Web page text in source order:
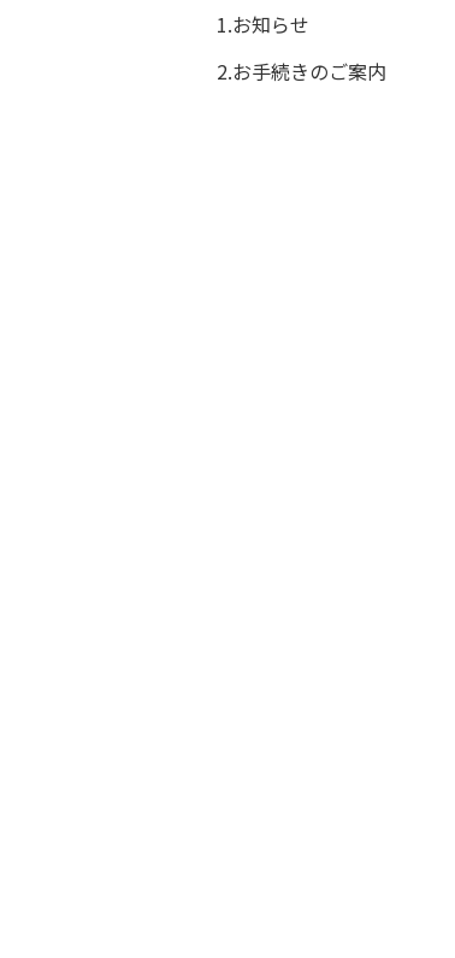
1.お知らせ
2.お手続きのご案内